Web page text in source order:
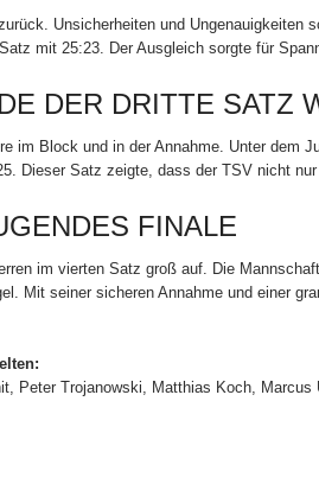
Unsicherheiten und
mit 25:23. Der Ausgleich sorgte für
DER DRITTE SATZ
im Block und in der Annahme. Unter dem
Dieser Satz zeigte, dass der TSV nicht
FINALE
im vierten Satz groß auf. Die
Mit seiner sicheren Annahme und einer
Peter Trojanowski, Matthias Koch,